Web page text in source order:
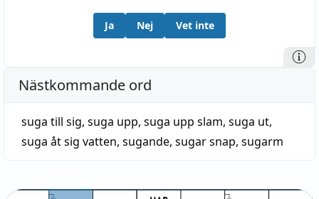
Ja Nej Vet inte
Nästkommande ord
suga till sig, suga upp, suga upp slam, suga ut,
suga åt sig vatten, sugande, sugar snap, sugarm